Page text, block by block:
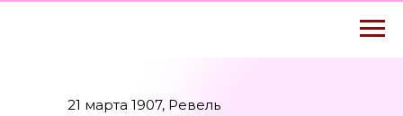
21 марта 1907, Ревель